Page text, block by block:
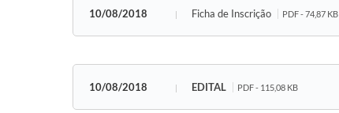
10/08/2018 Ficha de Inscrição PDF - 74,87 KB
10/08/2018 EDITAL PDF - 115,08 KB